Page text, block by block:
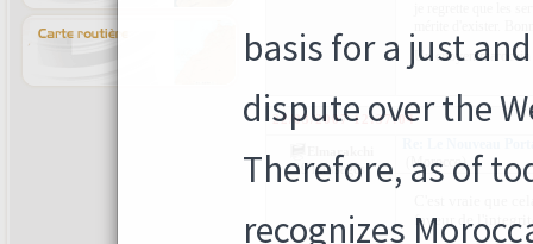
Un citoyen
22/03/2007 12:37:04
Elmarakchi
19 messages
(Morocco)
faveur de